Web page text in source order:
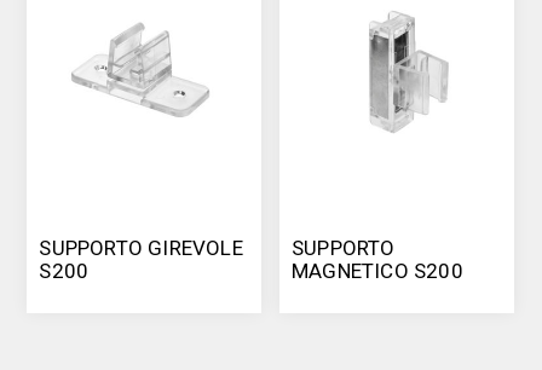
SUPPORTO GIREVOLE
S200
SUPPORTO
MAGNETICO S200